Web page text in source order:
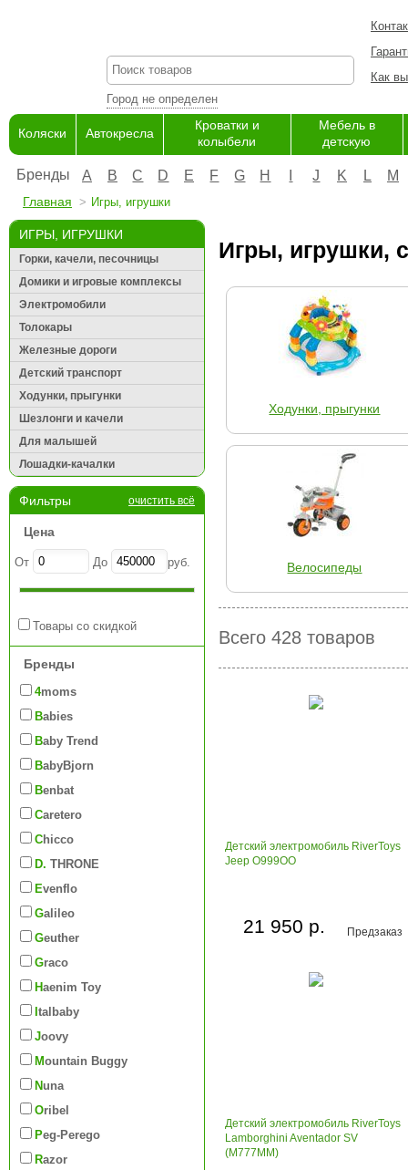
Город не определен
Как
Коляски Автокресла
Кроватки и
колыбели
Мебель в
детскую
Бренды A B C D E F G H J K L M
Главная Игры, игрушки
ИГРЫ, ИГРУШКИ
Горки, качели, песочницы
Домики и игровые комплексы
Электромобили
Толокары
Железные дороги
Детский транспорт
Ходунки, прыгунки
Шезлонги и качели
Для малышей
Лошадки-качалки
Фильтры очистить всё
Цена
От До руб.
Товары со скидкой
Бренды
4moms
Babies
Baby Trend
BabyBjorn
Benbat
Caretero
Chicco
D. THRONE
Evenflo
Galileo
Geuther
Graco
Haenim Toy
Italbaby
Joovy
Mountain Buggy
Nuna
Oribel
Peg-Perego
Razor
Игры, игрушки,
Ходунки, прыгунки
Велосипеды
Всего 428 товаров
Детский электромобиль RiverToys
Jeep O999OO
Предзаказ
21 950 р.
Детский электромобиль RiverToys
Lamborghini Aventador SV
(M777MM)